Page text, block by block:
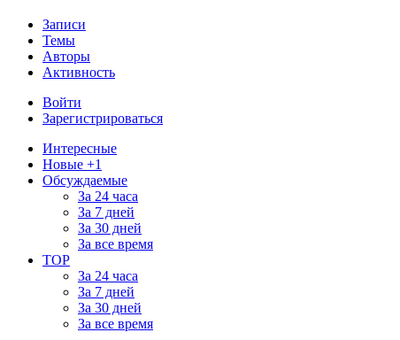
Записи
Темы
Авторы
Активность
Войти
Зарегистрироваться
Интересные
Новые +1
Обсуждаемые
За 24 часа
За 7 дней
За 30 дней
За все время
TOP
За 24 часа
За 7 дней
За 30 дней
За все время